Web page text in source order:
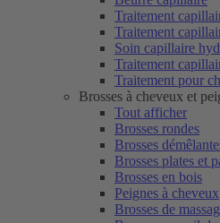
Traitement
Traitement
Soin capillaire
Traitement
Traitement pour
Brosses à cheveux et
Tout afficher
Brosses rondes
Brosses
Brosses plates et
Brosses en bois
Peignes à cheveux
Brosses de